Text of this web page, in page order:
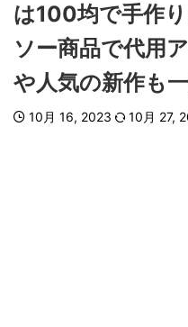
は100均で手作
ソー商品で代用
や人気の新作も
10月 16, 2023 10月 27,